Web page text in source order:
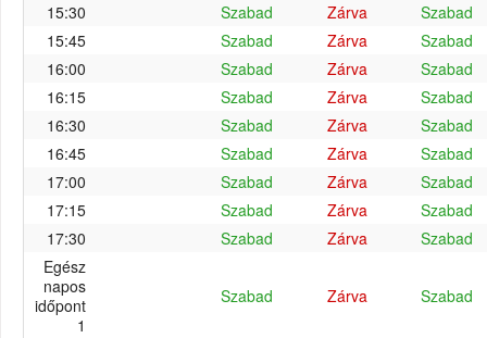
15:30
Szabad Zárva
Szabad
15:45
Szabad Zárva
Szabad
16:00
Szabad Zárva
Szabad
16:15
Szabad Zárva
Szabad
16:30
Szabad Zárva
Szabad
16:45
Szabad Zárva
Szabad
17:00
Szabad Zárva
Szabad
17:15
Szabad Zárva
Szabad
17:30
Szabad Zárva
Szabad
Egész
napos
időpont
1
Szabad Zárva Szabad